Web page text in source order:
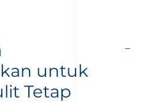
untuk
Tetap